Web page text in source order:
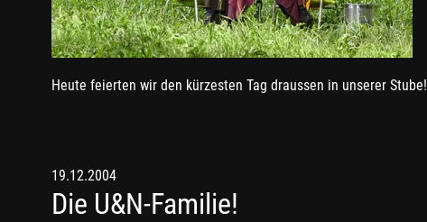
Heute feierten wir den kürzesten Tag draussen in unserer Stube!
19.12.2004
Die U&N-Familie!